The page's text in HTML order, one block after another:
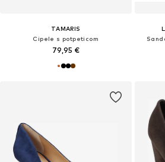
TAMARIS
Cipele s potpeticom
79,95 €